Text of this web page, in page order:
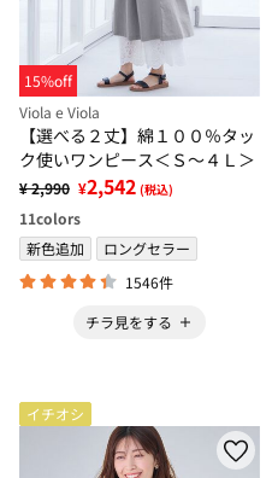
15%off
Viola e Viola
【選べる２丈】綿１００％タッ
ク使いワンピース＜Ｓ～４Ｌ＞
¥ 2,990 ¥2,542 (税込)
11colors
新色追加
ロングセラー
1546件
チラ見をする
イチオシ